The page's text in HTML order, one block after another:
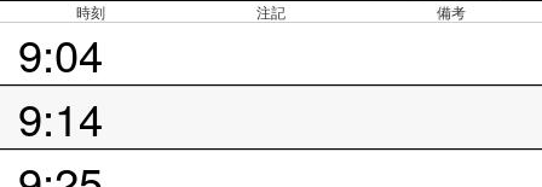
時刻 注記 備考
9:04
9:14